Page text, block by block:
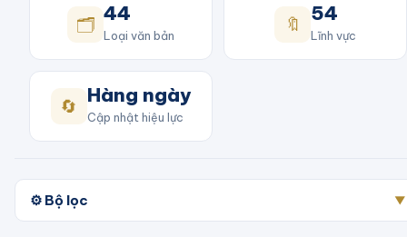
🗂️ 44
Loại văn bản 🔖 54
Lĩnh vực
🔄 Hàng ngày
Cập nhật hiệu lực
⚙️ Bộ lọc ▼